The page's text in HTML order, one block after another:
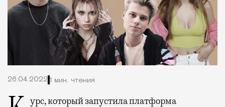
26.04.2022 1 мин. чтения